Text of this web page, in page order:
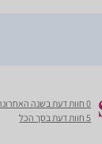
0 חוות דעת בשנה האחרונה
5 חוות דעת בסך הכל